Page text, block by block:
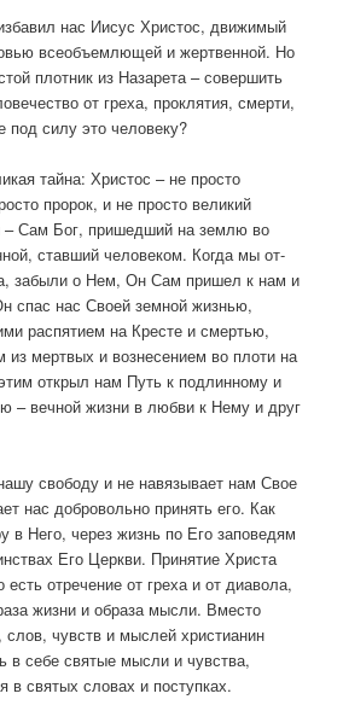
нас Иисус Христос, движимый
всеобъемлющей и жертвенной. Но
плотник из Назарета – совершить
от греха, проклятия, смерти,
под силу это человеку?
тайна: Христос – не просто
пророк, и не просто великий
– Сам Бог, пришедший на землю во
ставший человеком. Когда мы от-
забыли о Нем, Он Сам пришел к нам и
спас нас Своей земной жизнью,
распятием на Кресте и смертью,
из мертвых и вознесением во плоти на
открыл нам Путь к подлинному и
– вечной жизни в любви к Нему и друг
свободу и не навязывает нам Свое
нас добровольно принять его. Как
в Него, через жизнь по Его заповедям
Его Церкви. Принятие Христа
есть отречение от греха и от диавола,
жизни и образа мысли. Вместо
слов, чувств и мыслей христианин
в себе святые мысли и чувства,
в святых словах и поступках.